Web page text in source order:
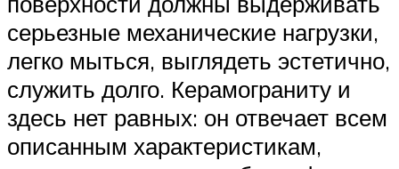
серьезные механические нагрузки,
легко мыться, выглядеть эстетично,
служить долго. Керамограниту и
здесь нет равных: он отвечает всем
описанным характеристикам,